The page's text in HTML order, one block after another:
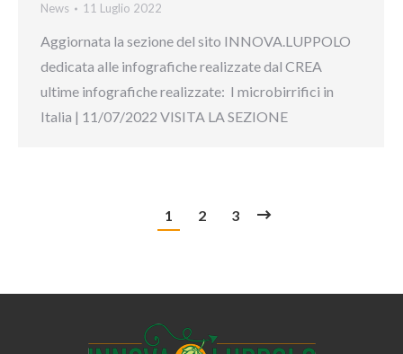
News 11 Luglio 2022
Aggiornata la sezione del sito INNOVA.LUPPOLO
dedicata alle infografiche realizzate dal CREA
ultime infografiche realizzate: I microbirrifici in
Italia | 11/07/2022 VISITA LA SEZIONE
1 2 3